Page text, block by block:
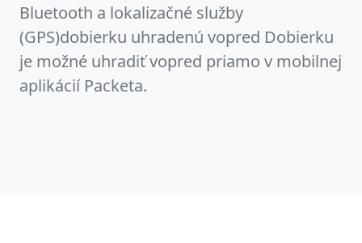
Bluetooth a lokalizačné služby
(GPS)dobierku uhradenú vopred Dobierku
je možné uhradiť vopred priamo v mobilnej
aplikácií Packeta.